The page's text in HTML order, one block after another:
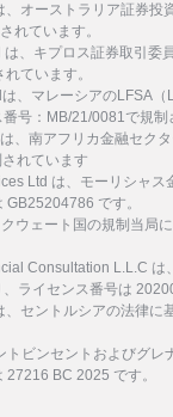
、オーストラリア証券投
れています。
、キプロス証券取引委
ています。
、マレーシアのLFSA
号：MB/21/0081で規制
、南アフリカ金融セク
れています
Ltd は、モーリシャ
GB25204786 です。
ウェート国の規制当局
Consultation L.L.C は
ライセンス番号は
、セントルシアの法律
トビンセントおよびグ
27216 BC 2025 です。